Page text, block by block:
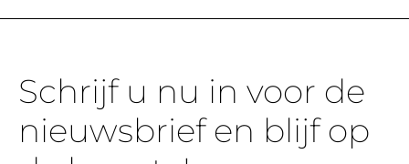
Schrijf u nu in voor de
nieuwsbrief en blijf op